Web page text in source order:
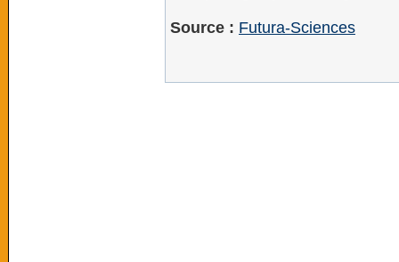
Source : Futura-Sciences